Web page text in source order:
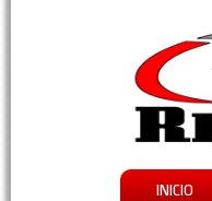
INICIO